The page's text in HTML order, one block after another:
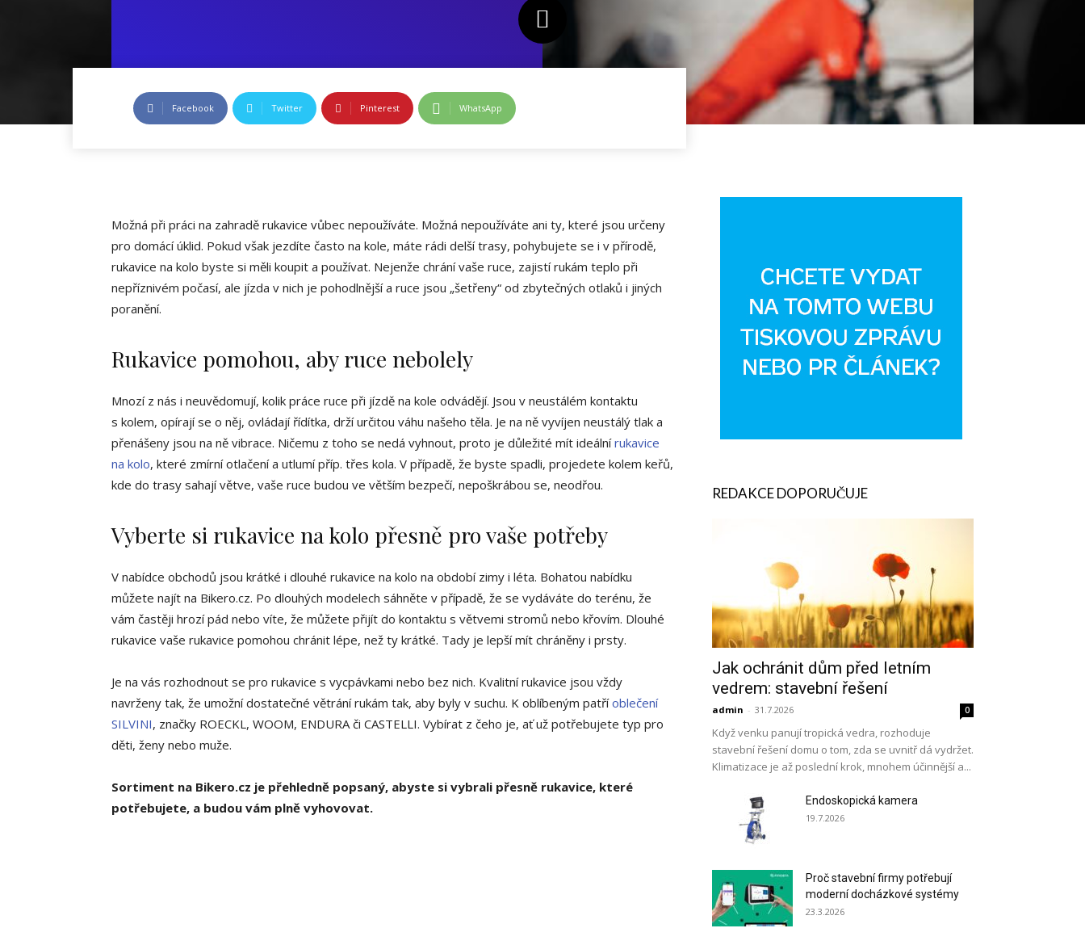
Facebook Twitter Pinterest WhatsApp
Možná při práci na zahradě rukavice vůbec nepoužíváte. Možná nepoužíváte ani ty, které jsou určeny
pro domácí úklid. Pokud však jezdíte často na kole, máte rádi delší trasy, pohybujete se i v přírodě,
rukavice na kolo byste si měli koupit a používat. Nejenže chrání vaše ruce, zajistí rukám teplo při
nepříznivém počasí, ale jízda v nich je pohodlnější a ruce jsou „šetřeny“ od zbytečných otlaků i jiných
poranění.
Rukavice pomohou, aby ruce nebolely
Mnozí z nás i neuvědomují, kolik práce ruce při jízdě na kole odvádějí. Jsou v neustálém kontaktu
s kolem, opírají se o něj, ovládají řídítka, drží určitou váhu našeho těla. Je na ně vyvíjen neustálý tlak a
přenášeny jsou na ně vibrace. Ničemu z toho se nedá vyhnout, proto je důležité mít ideálnírukavice
na kolo, které zmírní otlačení a utlumí příp. třes kola. V případě, že byste spadli, projedete kolem keřů,
kde do trasy sahají větve, vaše ruce budou ve větším bezpečí, nepoškrábou se, neodřou.
Vyberte si rukavice na kolo přesně pro vaše potřeby
V nabídce obchodů jsou krátké i dlouhé rukavice na kolo na období zimy i léta. Bohatou nabídku
můžete najít na Bikero.cz. Po dlouhých modelech sáhněte v případě, že se vydáváte do terénu, že
vám častěji hrozí pád nebo víte, že můžete přijít do kontaktu s větvemi stromů nebo křovím. Dlouhé
rukavice vaše rukavice pomohou chránit lépe, než ty krátké. Tady je lepší mít chráněny i prsty.
Je na vás rozhodnout se pro rukavice s vycpávkami nebo bez nich. Kvalitní rukavice jsou vždy
navrženy tak, že umožní dostatečné větrání rukám tak, aby byly v suchu. K oblíbeným patříoblečení
SILVINI, značky ROECKL, WOOM, ENDURA či CASTELLI. Vybírat z čeho je, ať už potřebujete typ pro
děti, ženy nebo muže.
Sortiment na Bikero.cz je přehledně popsaný, abyste si vybrali přesně rukavice, které
potřebujete, a budou vám plně vyhovovat.
REDAKCE DOPORUČUJE
Jak ochránit dům před letním
vedrem: stavební řešení
admin - 31.7.2026 0
Když venku panují tropická vedra, rozhoduje
stavební řešení domu o tom, zda se uvnitř dá vydržet.
Klimatizace je až poslední krok, mnohem účinnější a...
Endoskopická kamera
19.7.2026
Proč stavební firmy potřebují
moderní docházkové systémy
23.3.2026